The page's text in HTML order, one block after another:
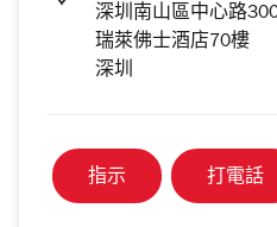
深圳南山區中心路
瑞萊佛士酒店70樓
深圳
指示 打電話